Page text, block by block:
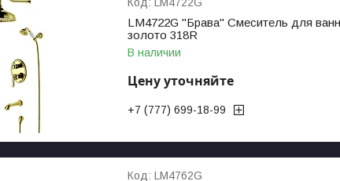
LM4722G "Брава" Смеситель для
золото 318R
В наличии
Цену уточняйте
+7 (777) 699-18-99
LM4762G